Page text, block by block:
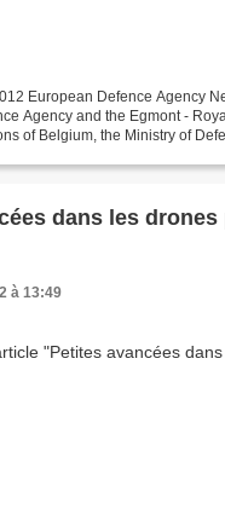
European Defence Agency
Agency and the Egmont -
of Belgium, the Ministry of
dans les
à 13:49